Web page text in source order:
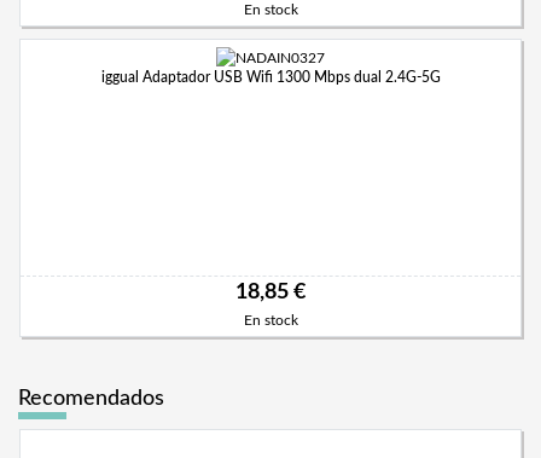
En stock
iggual Adaptador USB Wifi 1300 Mbps dual 2.4G-5G
18,85 €
En stock
Recomendados